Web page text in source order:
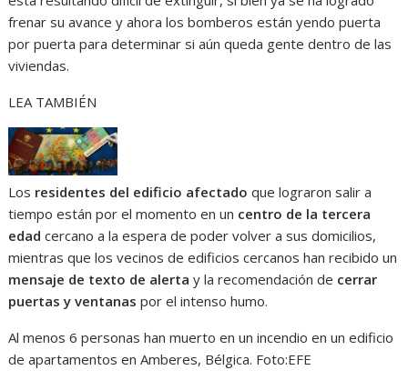
frenar su avance y ahora los bomberos están yendo puerta
por puerta para determinar si aún queda gente dentro de las
viviendas.
LEA TAMBIÉN
Los residentes del edificio afectado que lograron salir a
tiempo están por el momento en un centro de la tercera
edad cercano a la espera de poder volver a sus domicilios,
mientras que los vecinos de edificios cercanos han recibido un
mensaje de texto de alerta y la recomendación de cerrar
puertas y ventanas por el intenso humo.
Al menos 6 personas han muerto en un incendio en un edificio
de apartamentos en Amberes, Bélgica. Foto:EFE